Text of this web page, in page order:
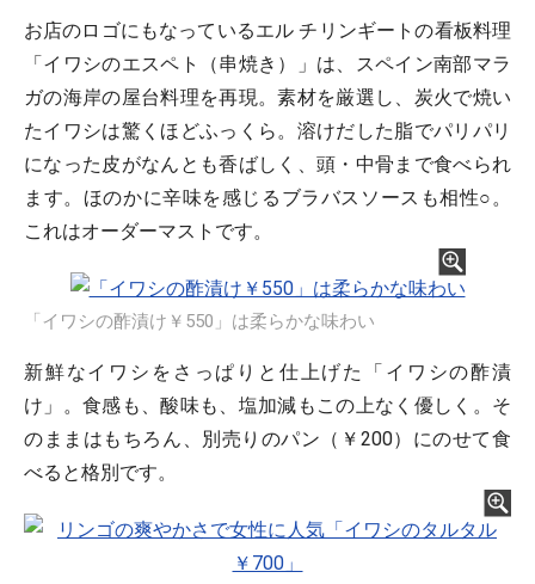
お店のロゴにもなっているエル チリンギートの看板料理
「イワシのエスペト（串焼き）」は、スペイン南部マラ
ガの海岸の屋台料理を再現。素材を厳選し、炭火で焼い
たイワシは驚くほどふっくら。溶けだした脂でパリパリ
になった皮がなんとも香ばしく、頭・中骨まで食べられ
ます。ほのかに辛味を感じるブラバスソースも相性○。
これはオーダーマストです。
「イワシの酢漬け￥550」は柔らかな味わい
新鮮なイワシをさっぱりと仕上げた「イワシの酢漬
け」。食感も、酸味も、塩加減もこの上なく優しく。そ
のままはもちろん、別売りのパン（￥200）にのせて食
べると格別です。